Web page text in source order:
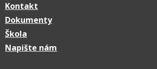
Kontakt
Dokumenty
Škola
Napište nám